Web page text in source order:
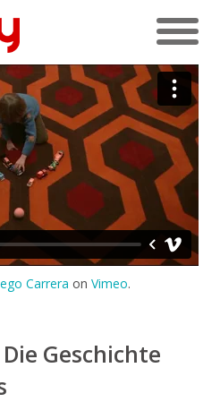
Carrera on Vimeo.
Geschichte